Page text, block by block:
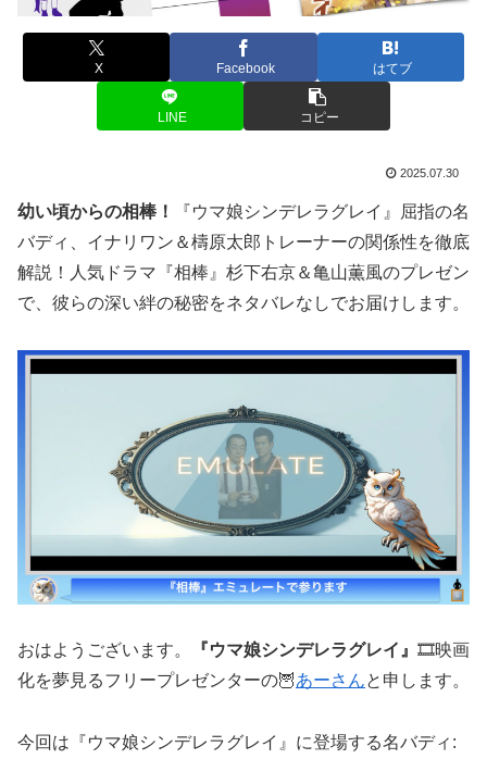
X Facebook はてブ
LINE コピー
2025.07.30
幼い頃からの相棒！
『ウマ娘シンデレラグレイ』屈指の名
バディ、イナリワン＆檮原太郎トレーナーの関係性を徹底
解説！人気ドラマ『相棒』杉下右京＆亀山薫風のプレゼン
で、彼らの深い絆の秘密をネタバレなしでお届けします。
おはようございます。 『ウマ娘シンデレラグレイ』 🎞️映画
化を夢見るフリープレゼンターの🦉あーさんと申します。
今回は『ウマ娘シンデレラグレイ』に登場する名バディ: